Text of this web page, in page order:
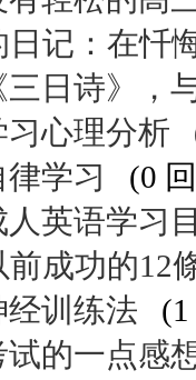
日记：在忏
三日诗》，
习心理分析
律学习
(0
人英语学习
前成功的12
经训练法
试的一点感